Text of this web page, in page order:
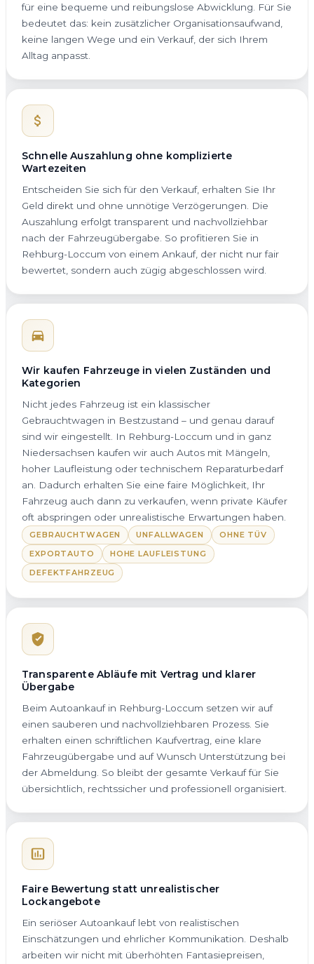
für eine bequeme und reibungslose Abwicklung. Für Sie
bedeutet das: kein zusätzlicher Organisationsaufwand,
keine langen Wege und ein Verkauf, der sich Ihrem
Alltag anpasst.
Schnelle Auszahlung ohne komplizierte
Wartezeiten
Entscheiden Sie sich für den Verkauf, erhalten Sie Ihr
Geld direkt und ohne unnötige Verzögerungen. Die
Auszahlung erfolgt transparent und nachvollziehbar
nach der Fahrzeugübergabe. So profitieren Sie in
Rehburg-Loccum von einem Ankauf, der nicht nur fair
bewertet, sondern auch zügig abgeschlossen wird.
Wir kaufen Fahrzeuge in vielen Zuständen und
Kategorien
Nicht jedes Fahrzeug ist ein klassischer
Gebrauchtwagen in Bestzustand – und genau darauf
sind wir eingestellt. In Rehburg-Loccum und in ganz
Niedersachsen kaufen wir auch Autos mit Mängeln,
hoher Laufleistung oder technischem Reparaturbedarf
an. Dadurch erhalten Sie eine faire Möglichkeit, Ihr
Fahrzeug auch dann zu verkaufen, wenn private Käufer
oft abspringen oder unrealistische Erwartungen haben.
GEBRAUCHTWAGEN UNFALLWAGEN
OHNE TÜV
EXPORTAUTO
HOHE LAUFLEISTUNG
DEFEKTFAHRZEUG
Transparente Abläufe mit Vertrag und klarer
Übergabe
Beim Autoankauf in Rehburg-Loccum setzen wir auf
einen sauberen und nachvollziehbaren Prozess. Sie
erhalten einen schriftlichen Kaufvertrag, eine klare
Fahrzeugübergabe und auf Wunsch Unterstützung bei
der Abmeldung. So bleibt der gesamte Verkauf für Sie
übersichtlich, rechtssicher und professionell organisiert.
Faire Bewertung statt unrealistischer
Lockangebote
Ein seriöser Autoankauf lebt von realistischen
Einschätzungen und ehrlicher Kommunikation. Deshalb
arbeiten wir nicht mit überhöhten Fantasiepreisen,